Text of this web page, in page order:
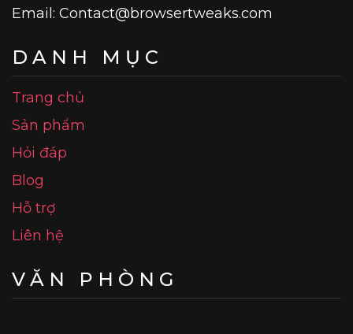
Email: Contact@browsertweaks.com
DANH MỤC
Trang chủ
Sản phẩm
Hỏi đáp
Blog
Hỗ trợ
Liên hệ
VĂN PHÒNG